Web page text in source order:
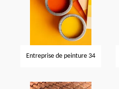
Entreprise de peinture 34